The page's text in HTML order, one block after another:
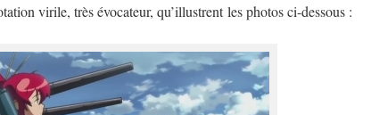
virile, très évocateur, qu’illustrent les photos ci-dessous :